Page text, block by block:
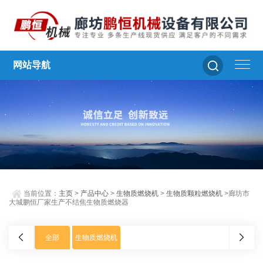
网站导航
当前位置： 主页 > 产品中心 >生物质燃烧机 >生物质颗粒燃烧机 >廊坊市
大城鹏恒厂家生产不结焦生物质燃烧器
全部 生物质燃烧机